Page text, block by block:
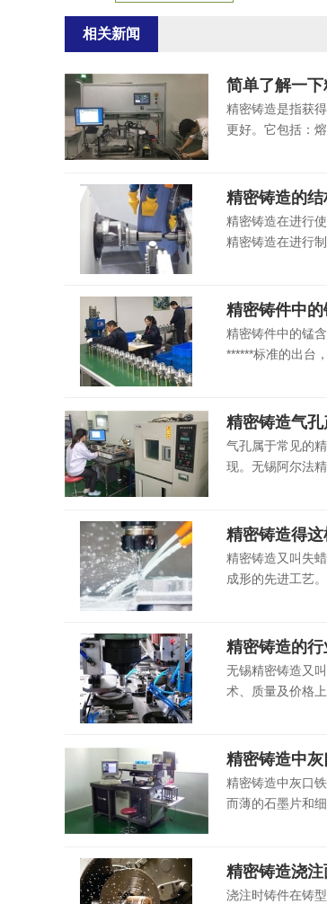
相关新闻
简单了解一
精密铸造是指获
更好。它包括：
精密铸造的
精密铸造在进行
精密铸造在进行
精密铸件中
精密铸件中的锰
******标准的出台
精密铸造气
气孔属于常见的
现。无锡阿尔法
精密铸造得这
精密铸造又叫失
成形的先进工艺
精密铸造的
无锡精密铸造又
术、质量及价格
精密铸造中
精密铸造中灰口
而薄的石墨片和
精密铸造浇
浇注时铸件在铸